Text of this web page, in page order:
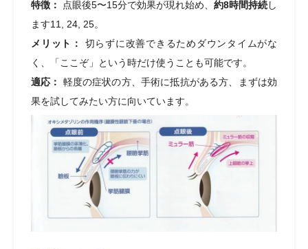
特徴：
点眼後5〜15分で効果が現れ始め、 約8時間持続し
ます11, 24, 25。
メリット：
切らずに改善できるためダウンタイムがな
く、「ここぞ」という時だけ使うことも可能です。
適応：
軽度の症状の方、手術に抵抗がある方、まずは効
果を試してみたい方に向いています。